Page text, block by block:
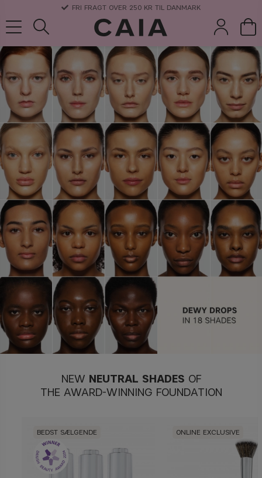
3-5 DAGERS LEVERANSTID
NEW NEUTRAL SHADES OF
THE AWARD-WINNING FOUNDATION
BEDST SÆLGENDE ONLINE EXCLUSIVE
børster &
tilbehør
parfume kits & sets tørshampoo